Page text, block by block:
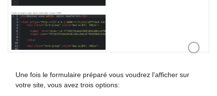
Une fois le formulaire préparé vous voudrez l'afficher sur
votre site, vous avez trois options: